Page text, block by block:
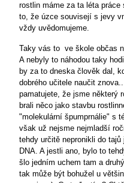
rostlin máme za ta léta
to, že úzce souvisejí s jevy
vždy uvědomujeme.
Taky vás to ve škole občas
A nebyly to náhodou taky
by za to dneska člověk dal,
dobrého učitele naučit
pamatujete, že jsme některý
brali něco jako stavbu
"molekulární špumprnálie" s
však už nejsme nejmladší
tehdy určitě nepronikli do
DNA. A jestli ano, bylo to
šlo jedním uchem tam a
tak může být bohužel u